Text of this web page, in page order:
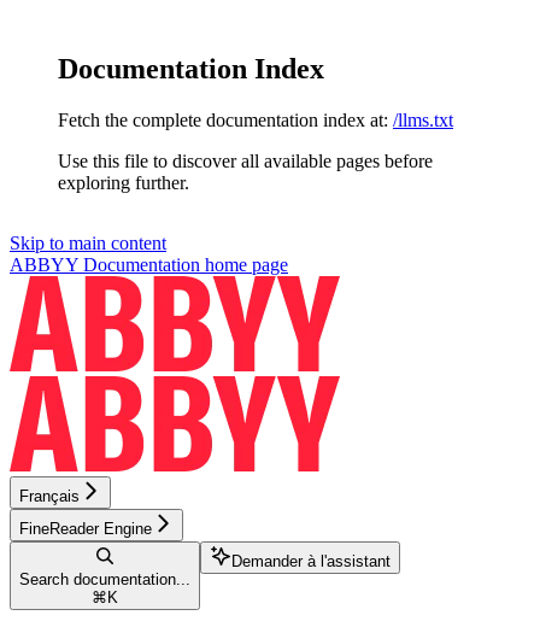
Documentation Index
Fetch the complete documentation index at: /llms.txt
Use this file to discover all available pages before
exploring further.
Skip to main content
ABBYY Documentation home page
Français
FineReader Engine
Search documentation...
⌘ K
Demander à l'assistant